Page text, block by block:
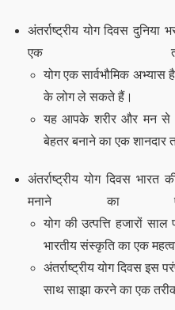
अंतर्राष्ट्रीय योग दिवस
एक
योग एक सार्वभौमिक
के लोग ले सकते हैं।
यह आपके शरीर और मन से
बेहतर बनाने का एक शानदार
अंतर्राष्ट्रीय योग दिवस
मनाने का
योग की उत्पत्ति हजारों
भारतीय संस्कृति का एक
अंतर्राष्ट्रीय योग दिवस इस
साथ साझा करने का एक